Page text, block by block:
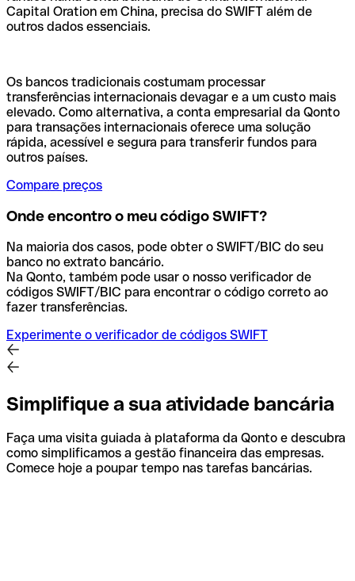
Capital Oration em China, precisa do SWIFT além de
outros dados essenciais.
Os bancos tradicionais costumam processar
transferências internacionais devagar e a um custo mais
elevado. Como alternativa, a conta empresarial da Qonto
para transações internacionais oferece uma solução
rápida, acessível e segura para transferir fundos para
outros países.
Compare preços
Onde encontro o meu código SWIFT?
Na maioria dos casos, pode obter o SWIFT/BIC do seu
banco no extrato bancário.
Na Qonto, também pode usar o nosso verificador de
códigos SWIFT/BIC para encontrar o código correto ao
fazer transferências.
Experimente o verificador de códigos SWIFT
Simplifique a sua atividade bancária
Faça uma visita guiada à plataforma da Qonto e descubra
como simplificamos a gestão financeira das empresas.
Comece hoje a poupar tempo nas tarefas bancárias.